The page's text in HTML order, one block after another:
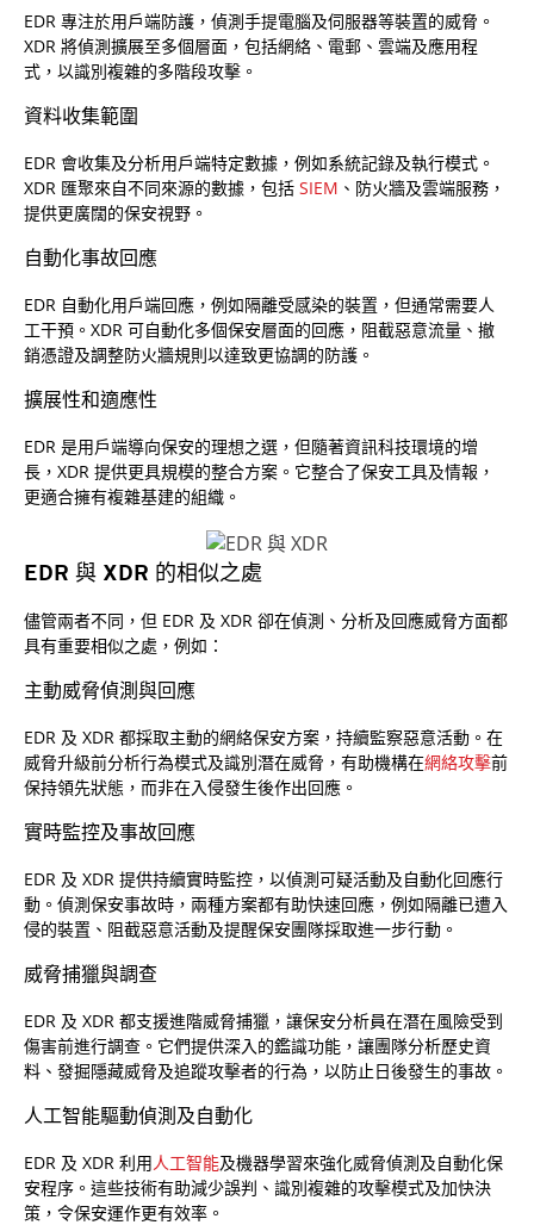
EDR 專注於用戶端防護，偵測手提電腦及伺服器等裝置的威脅。
XDR 將偵測擴展至多個層面，包括網絡、電郵、雲端及應用程
式，以識別複雜的多階段攻擊。
資料收集範圍
EDR 會收集及分析用戶端特定數據，例如系統記錄及執行模式。
XDR 匯聚來自不同來源的數據，包括 SIEM 、防火牆及雲端服務，
提供更廣闊的保安視野。
自動化事故回應
EDR 自動化用戶端回應，例如隔離受感染的裝置，但通常需要人
工干預。XDR 可自動化多個保安層面的回應，阻截惡意流量、撤
銷憑證及調整防火牆規則以達致更協調的防護。
擴展性和適應性
EDR 是用戶端導向保安的理想之選，但隨著資訊科技環境的增
長，XDR 提供更具規模的整合方案。它整合了保安工具及情報，
更適合擁有複雜基建的組織。
EDR 與 XDR 的相似之處
儘管兩者不同，但 EDR 及 XDR 卻在偵測、分析及回應威脅方面都
具有重要相似之處，例如：
主動威脅偵測與回應
EDR 及 XDR 都採取主動的網絡保安方案，持續監察惡意活動。在
威脅升級前分析行為模式及識別潛在威脅，有助機構在網絡攻擊前
保持領先狀態，而非在入侵發生後作出回應。
實時監控及事故回應
EDR 及 XDR 提供持續實時監控，以偵測可疑活動及自動化回應行
動。偵測保安事故時，兩種方案都有助快速回應，例如隔離已遭入
侵的裝置、阻截惡意活動及提醒保安團隊採取進一步行動。
威脅捕獵與調查
EDR 及 XDR 都支援進階威脅捕獵，讓保安分析員在潛在風險受到
傷害前進行調查。它們提供深入的鑑識功能，讓團隊分析歷史資
料、發掘隱藏威脅及追蹤攻擊者的行為，以防止日後發生的事故。
人工智能驅動偵測及自動化
EDR 及 XDR 利用人工智能及機器學習來強化威脅偵測及自動化保
安程序。這些技術有助減少誤判、識別複雜的攻擊模式及加快決
策，令保安運作更有效率。